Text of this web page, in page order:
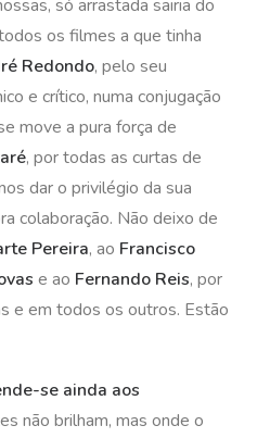
só arrastada sairia do
os filmes a que tinha
Redondo, pelo seu
e crítico, numa conjugação
move a pura força de
, por todas as curtas de
dar o privilégio da sua
colaboração. Não deixo de
Pereira, ao Francisco
e ao Fernando Reis, por
e em todos os outros. Estão
se ainda aos
não brilham, mas onde o